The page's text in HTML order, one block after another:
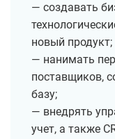
— создавать
новый продукт;
— нанимать
поставщиков,
базу;
— внедрять
учет, а также